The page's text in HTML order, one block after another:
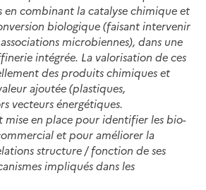
en combinant la catalyse chimique et
biologique (faisant intervenir
microbiennes), dans une
intégrée. La valorisation de ces
des produits chimiques et
ajoutée (plastiques,
vecteurs énergétiques.
mise en place pour identifier les bio-
et pour améliorer la
structure / fonction de ses
impliqués dans les